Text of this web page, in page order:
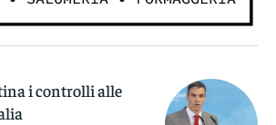
i controlli alle